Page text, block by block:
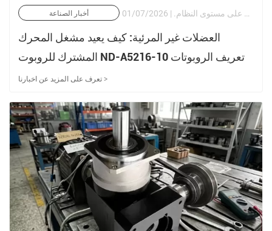
أخبار الصناعة كل حركة روبوتية - بدءًا من المعالجة الجراحية على مستوى الميكرون وحتى الفرز اللوجستي عالي السرعة - تنشأ من المشغل المشترك. ومع ذلك، غالبًا ما يتم التعامل مع اختيار المشغل على أنه مهمة شراء وليس كمشكلة هندسية على مستوى النظام. | 01/07/2026
العضلات غير المرئية: كيف يعيد مشغل المحرك
المشترك للروبوت ND-A5216-10 تعريف الروبوتات
الدقيقة بهدوء
تعرف على المزيد عن اخبارنا >